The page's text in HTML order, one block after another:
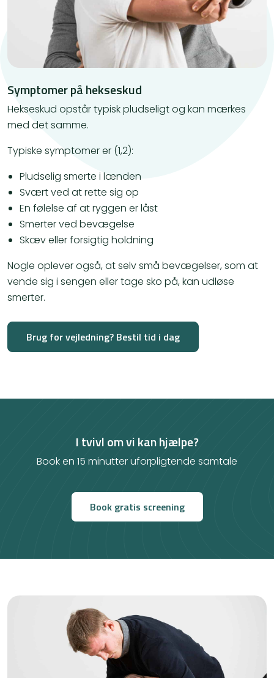
Symptomer på hekseskud
Hekseskud opstår typisk pludseligt og kan mærkes
med det samme.
Typiske symptomer er (1,2):
Pludselig smerte i lænden
Svært ved at rette sig op
En følelse af at ryggen er låst
Smerter ved bevægelse
Skæv eller forsigtig holdning
Nogle oplever også, at selv små bevægelser, som at
vende sig i sengen eller tage sko på, kan udløse
smerter.
Brug for vejledning? Bestil tid i dag
I tvivl om vi kan hjælpe?
Book en 15 minutter uforpligtende samtale
Book gratis screening